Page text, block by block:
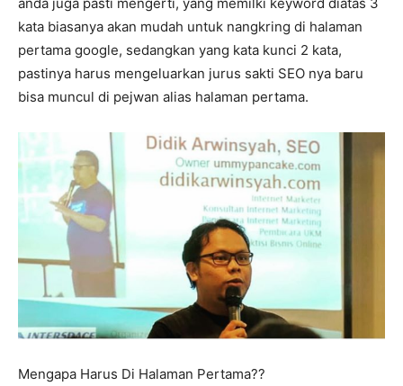
kata biasanya akan mudah untuk nangkring di halaman
pertama google, sedangkan yang kata kunci 2 kata,
pastinya harus mengeluarkan jurus sakti SEO nya baru
bisa muncul di pejwan alias halaman pertama.
Mengapa Harus Di Halaman Pertama??